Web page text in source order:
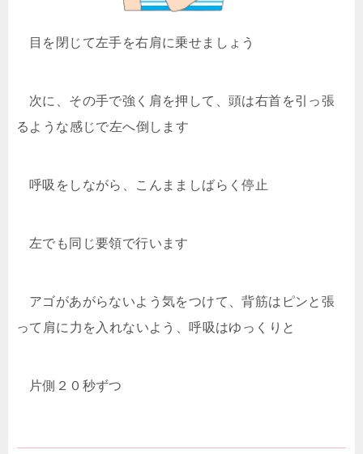
目を閉じて左手を右肩に乗せましょう
次に、その手で強く肩を押して、頭は右首を引っ張
るような感じで左へ倒します
呼吸をしながら、こんまましばらく停止
左でも同じ要領で行います
アゴがあがらないよう気をつけて、背筋はピンと張
って肩に力を入れないよう、呼吸はゆっくりと
片側２０秒ずつ